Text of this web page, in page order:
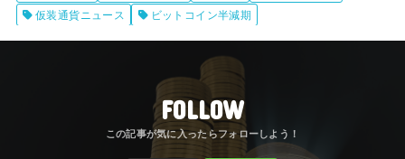
仮装通貨ニュース
ビットコイン半減期
FOLLOW